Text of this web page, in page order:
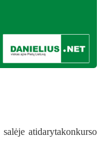
atidarytakonkurso